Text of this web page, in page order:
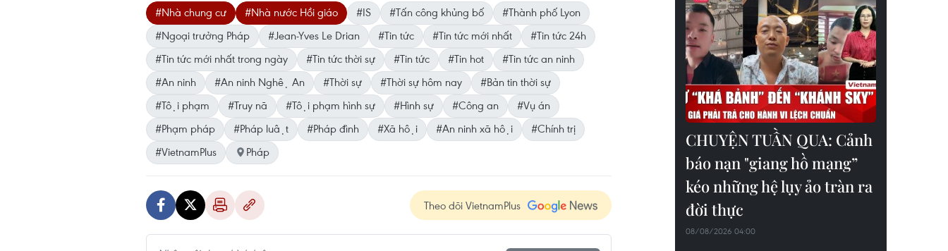
#Nhà chung cư #Nhà nước Hồi giáo #IS #Tấn công khủng bố
#Thành phố Lyon
#Ngoại trưởng Pháp
#Jean-Yves Le Drian #Tin tức #Tin tức mới nhất
#Tin tức 24h
#Tin tức mới nhất trong ngày
#Tin tức thời sự #Tin tức #Tin hot
#Tin tức an ninh
#An ninh
#An ninh Nghệ An #Thời sự #Thời sự hôm nay
#Bản tin thời sự
#Tội phạm
#Truy nã #Tội phạm hình sự #Hình sự #Công an
#Vụ án
#Phạm pháp
#Pháp luật #Pháp đình #Xã hội #An ninh xã hội
#Chính trị
#VietnamPlus
Pháp
Theo dõi VietnamPlus
CHUYỆN TUẦN QUA: Cảnh
báo nạn "giang hồ mạng”
kéo những hệ lụy ảo tràn ra
đời thực
08/08/2026 04:00